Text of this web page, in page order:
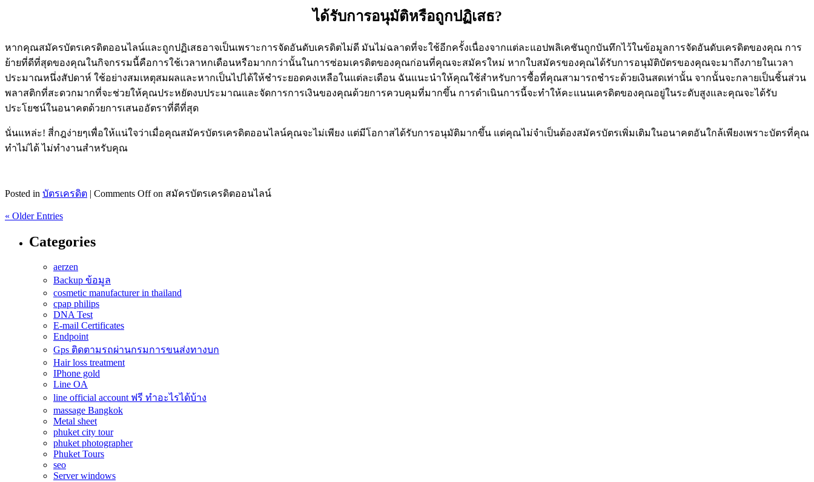
ได้รับการอนุมัติหรือถูกปฏิเสธ?
หากคุณสมัครบัตรเครดิตออนไลน์และถูกปฏิเสธอาจเป็นเพราะการจัดอันดับเครดิตไม่ดี มันไม่ฉลาดที่จะใช้อีกครั้งเนื่องจากแต่ละแอปพลิเคชันถูกบันทึกไว้ในข้อมูลการจัดอันดับเครดิตของคุณ การ
ย้ายที่ดีที่สุดของคุณในกิจกรรมนี้คือการใช้เวลาหกเดือนหรือมากกว่านั้นในการซ่อมเครดิตของคุณก่อนที่คุณจะสมัครใหม่ หากใบสมัครของคุณได้รับการอนุมัติบัตรของคุณจะมาถึงภายในเวลา
ประมาณหนึ่งสัปดาห์ ใช้อย่างสมเหตุสมผลและหากเป็นไปได้ให้ชำระยอดคงเหลือในแต่ละเดือน ฉันแนะนำให้คุณใช้สำหรับการซื้อที่คุณสามารถชำระด้วยเงินสดเท่านั้น จากนั้นจะกลายเป็นชิ้นส่วน
พลาสติกที่สะดวกมากที่จะช่วยให้คุณประหยัดงบประมาณและจัดการการเงินของคุณด้วยการควบคุมที่มากขึ้น การดำเนินการนี้จะทำให้คะแนนเครดิตของคุณอยู่ในระดับสูงและคุณจะได้รับ
ประโยชน์ในอนาคตด้วยการเสนออัตราที่ดีที่สุด
นั่นแหล่ะ! สี่กฎง่ายๆเพื่อให้แน่ใจว่าเมื่อคุณสมัครบัตรเครดิตออนไลน์คุณจะไม่เพียง แต่มีโอกาสได้รับการอนุมัติมากขึ้น แต่คุณไม่จำเป็นต้องสมัครบัตรเพิ่มเติมในอนาคตอันใกล้เพียงเพราะบัตรที่คุณ
ทำไม่ได้ ไม่ทำงานสำหรับคุณ
Posted in บัตรเครดิต | Comments Offon สมัครบัตรเครดิตออนไลน์
« Older Entries
Categories
aerzen
Backup ข้อมูล
cosmetic manufacturer in thailand
cpap philips
DNA Test
E-mail Certificates
Endpoint
Gps ติดตามรถผ่านกรมการขนส่งทางบก
Hair loss treatment
IPhone gold
Line OA
line official account ฟรี ทําอะไรได้บ้าง
massage Bangkok
Metal sheet
phuket city tour
phuket photographer
Phuket Tours
seo
Server windows